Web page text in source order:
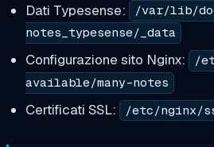
Dati Typesense:
/var/lib/
notes_typesense/_data
Configurazione sito Nginx:
/
available/many-notes
Certificati SSL: /etc/nginx/